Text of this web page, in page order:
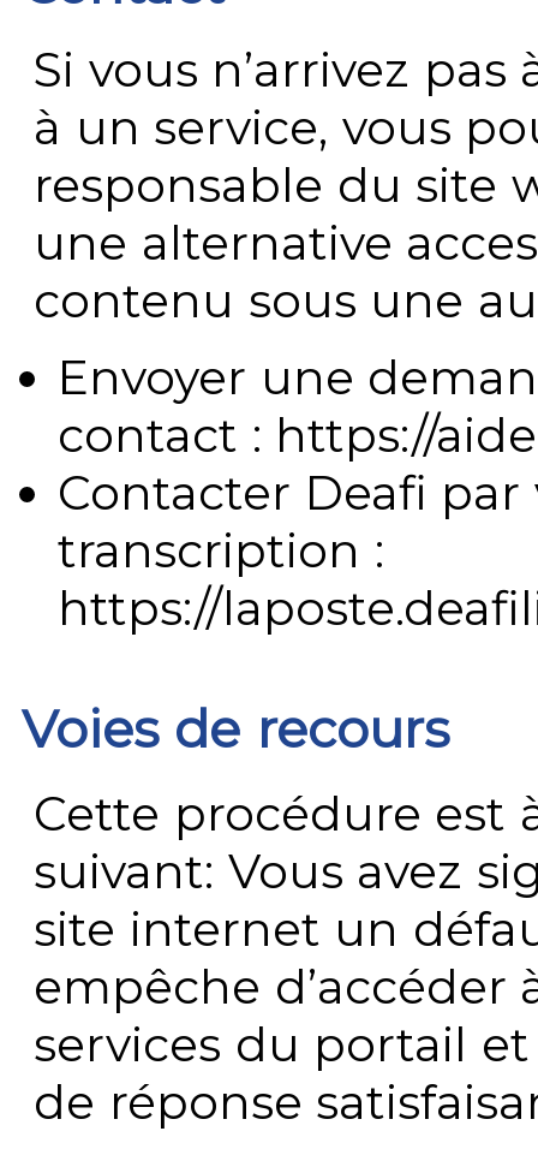
Si vous n’arrivez
à un service, vous
responsable du site
une alternative
contenu sous une
Envoyer une
contact : https://
Contacter Deafi
transcription :
https://
Voies de recours
Cette procédure est
suivant: Vous avez
site internet un
empêche
services du portail
de réponse